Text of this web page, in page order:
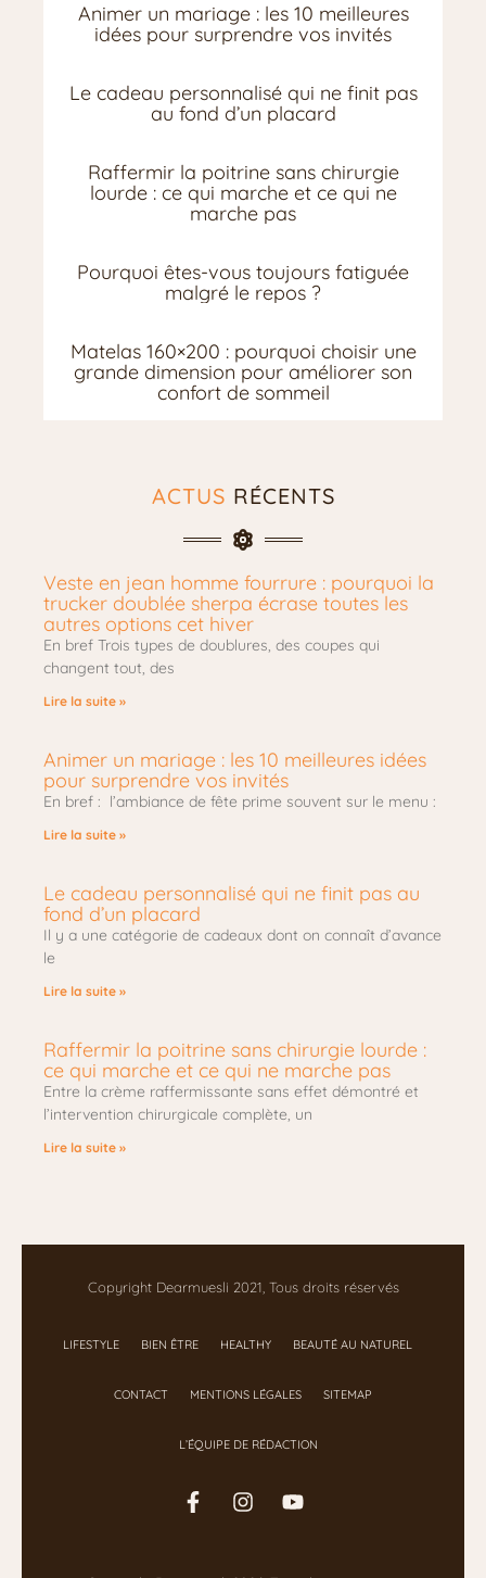
Animer un mariage : les 10 meilleures
idées pour surprendre vos invités
Le cadeau personnalisé qui ne finit pas
au fond d’un placard
Raffermir la poitrine sans chirurgie
lourde : ce qui marche et ce qui ne
marche pas
Pourquoi êtes-vous toujours fatiguée
malgré le repos ?
Matelas 160×200 : pourquoi choisir une
grande dimension pour améliorer son
confort de sommeil
ACTUS RÉCENTS
Veste en jean homme fourrure : pourquoi la
trucker doublée sherpa écrase toutes les
autres options cet hiver
En bref Trois types de doublures, des coupes qui
changent tout, des
Lire la suite »
Animer un mariage : les 10 meilleures idées
pour surprendre vos invités
En bref : l’ambiance de fête prime souvent sur le menu :
Lire la suite »
Le cadeau personnalisé qui ne finit pas au
fond d’un placard
Il y a une catégorie de cadeaux dont on connaît d’avance
le
Lire la suite »
Raffermir la poitrine sans chirurgie lourde :
ce qui marche et ce qui ne marche pas
Entre la crème raffermissante sans effet démontré et
l’intervention chirurgicale complète, un
Lire la suite »
Copyright Dearmuesli 2021, Tous droits réservés
LIFESTYLE BIEN ÊTRE HEALTHY BEAUTÉ AU NATUREL
CONTACT MENTIONS LÉGALES SITEMAP
L’ÉQUIPE DE RÉDACTION